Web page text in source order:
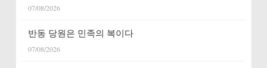
07/08/2026
반동 당원은 민족의 복이다
07/08/2026